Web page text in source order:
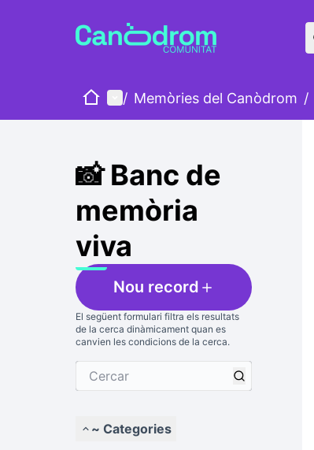
IniciMenú principal
/ Memòries del Canòdrom /
📸 Banc de
memòria
viva
Nou record
El següent formulari filtra els resultats
de la cerca dinàmicament quan es
canvien les condicions de la cerca.
~ Categories